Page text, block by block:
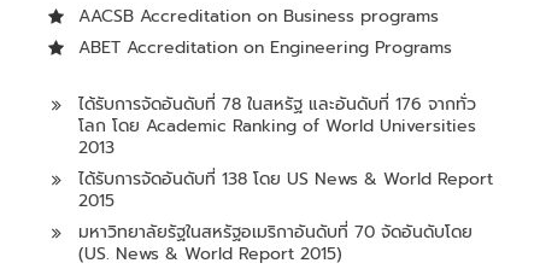
AACSB Accreditation on Business programs
ABET Accreditation on Engineering Programs
ได้รับการจัดอันดับที่ 78 ในสหรัฐ และอันดับที่ 176 จากทั่ว
โลก โดย Academic Ranking of World Universities
2013
ได้รับการจัดอันดับที่ 138 โดย US News & World Report
2015
มหาวิทยาลัยรัฐในสหรัฐอเมริกาอันดับที่ 70 จัดอันดับโดย
(US. News & World Report 2015)